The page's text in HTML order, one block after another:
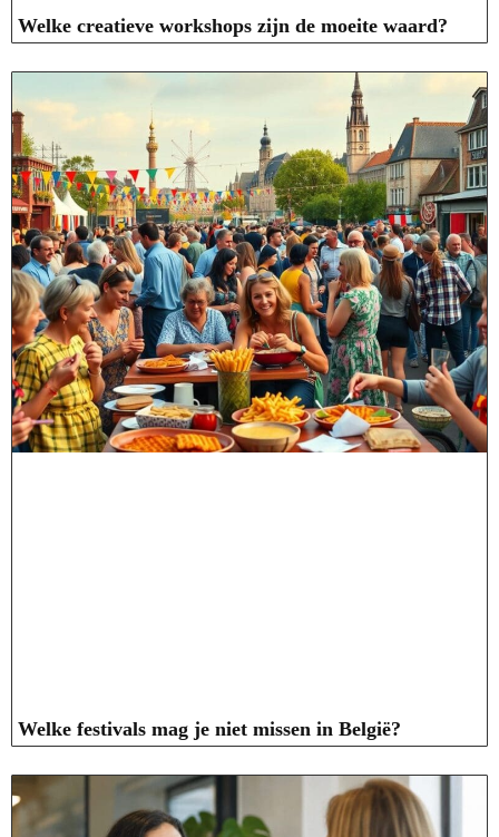
Welke creatieve workshops zijn de moeite waard?
Welke festivals mag je niet missen in België?